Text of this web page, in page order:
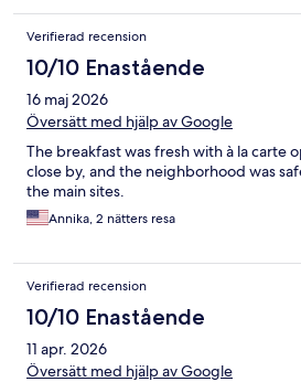
Verifierad recension
10/10 Enastående
16 maj 2026
Översätt med hjälp av Google
The breakfast was fresh with à la carte
close by, and the neighborhood was
the main sites.
Annika, 2 nätters resa
Verifierad recension
10/10 Enastående
11 apr. 2026
Översätt med hjälp av Google